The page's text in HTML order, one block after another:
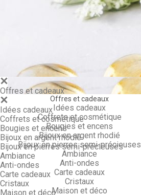
Offres et cadeaux
Idées cadeaux
Coffrets et cosmétique
Bougies et encens
Bijoux en argent rhodié
Bijoux en pierres semi-précieuses
Ambiance
Anti-ondes
Carte cadeaux
Cristaux
Maison et déco
Offres et cadeaux
Idées cadeaux
Coffrets et cosmétique
Bougies et encens
Bijoux en argent rhodié
Bijoux en pierres semi-précieuses
Ambiance
Anti-ondes
Carte cadeaux
Cristaux
Maison et déco